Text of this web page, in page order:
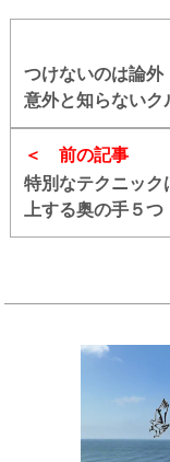
前の記事
特別なテクニッ
上する奥の手５つ
つけないのは論
意外と知らないク
とは